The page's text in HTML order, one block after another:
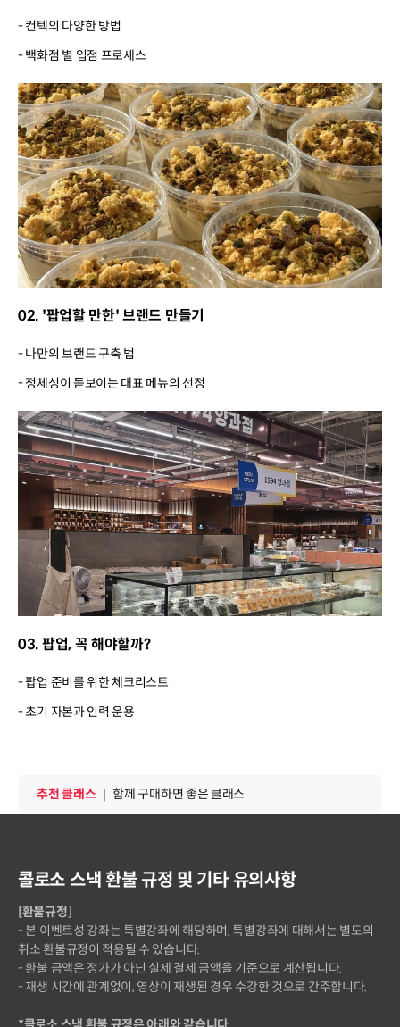
- 컨텍의 다양한 방법
- 백화점 별 입점 프로세스
02. '팝업할 만한' 브랜드 만들기
- 나만의 브랜드 구축 법
- 정체성이 돋보이는 대표 메뉴의 선정
03. 팝업, 꼭 해야할까?
- 팝업 준비를 위한 체크리스트
- 초기 자본과 인력 운용
추천클래스
추천 클래스 ｜함께 구매하면 좋은 클래스
콜로소 스낵 환불 규정 및 기타 유의사항
[환불규정]
- 본 이벤트성 강좌는 특별강좌에 해당하며, 특별강좌에 대해서는 별도의
취소 환불규정이 적용될 수 있습니다.
- 환불 금액은 정가가 아닌 실제 결제 금액을 기준으로 계산됩니다.
- 재생 시간에 관계없이, 영상이 재생된 경우 수강한 것으로 간주합니다.